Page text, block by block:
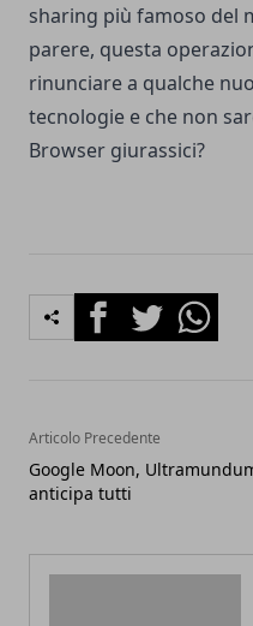
sharing più famoso del
parere, questa
rinunciare a qualche
tecnologie e che non
Browser giurassici?
FacebookTwitterWhatsapp
Articolo Precedente
Google Moon,
anticipa tutti